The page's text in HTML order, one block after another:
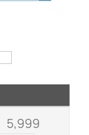
5,999